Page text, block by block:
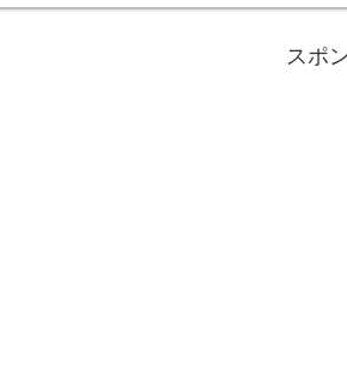
スポ